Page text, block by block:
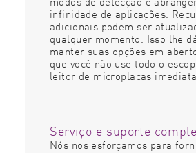
infinidade de aplicações.
adicionais podem ser
qualquer momento. Isso lhe
manter suas opções em
que você não use todo o
leitor de microplacas
Serviço e suporte
Nós nos esforçamos para